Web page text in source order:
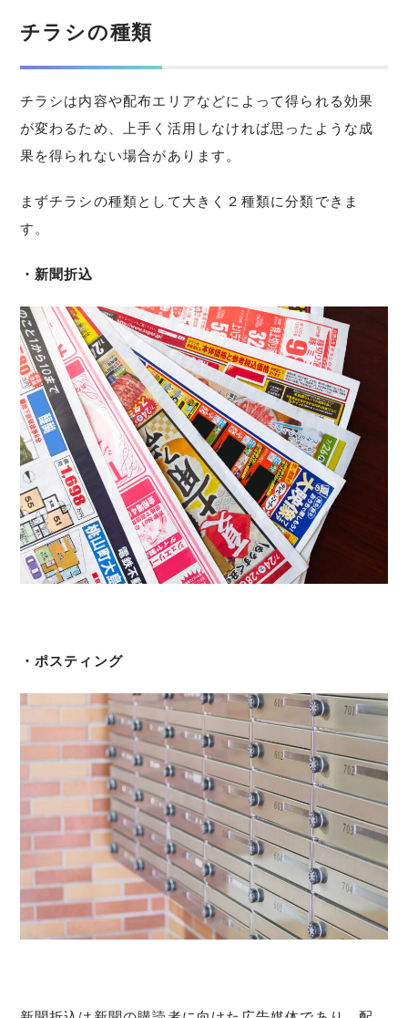
チラシの種類
チラシは内容や配布エリアなどによって得られる効果
が変わるため、上手く活用しなければ思ったような成
果を得られない場合があります。
まずチラシの種類として大きく２種類に分類できま
す。
・新聞折込
・ポスティング